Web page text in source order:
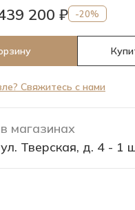
200 ₽ -20%
Свяжитесь с нами
магазинах
Тверская, д. 4 - 1